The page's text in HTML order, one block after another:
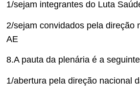
1/sejam integrantes do Luta
2/sejam convidados pela direção
AE
8.A pauta da plenária é a
1/abertura pela direção nacional